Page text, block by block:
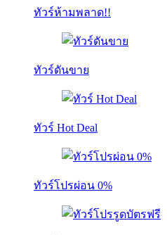
ทัวร์ห้ามพลาด!!
ทัวร์ดันขาย
ทัวร์ Hot Deal
ทัวร์โปรผ่อน 0%